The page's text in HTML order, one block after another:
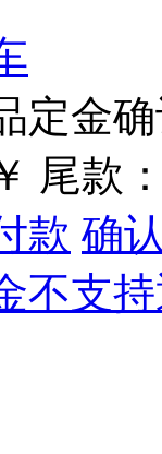
定金确
尾款：
款 确
不支